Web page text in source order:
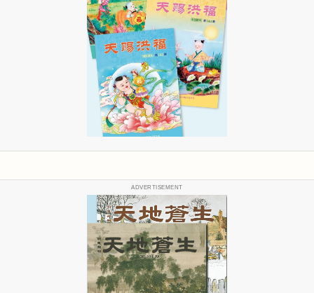
ADVERTISEMENT